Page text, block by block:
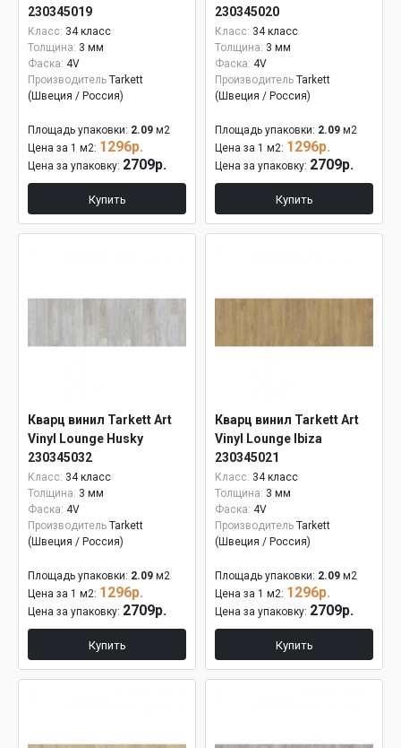
230345019
Класс: 34 класс
Толщина: 3 мм
Фаска: 4V
Производитель Tarkett
(Швеция / Россия)
Площадь упаковки: 2.09 м2
Цена за 1 м2: 1296р.
Цена за упаковку: 2709р.
Купить
230345020
Класс: 34 класс
Толщина: 3 мм
Фаска: 4V
Производитель Tarkett
(Швеция / Россия)
Площадь упаковки: 2.09 м2
Цена за 1 м2: 1296р.
Цена за упаковку: 2709р.
Купить
Кварц винил Tarkett Art
Vinyl Lounge Husky
230345032
Класс: 34 класс
Толщина: 3 мм
Фаска: 4V
Производитель Tarkett
(Швеция / Россия)
Площадь упаковки: 2.09 м2
Цена за 1 м2: 1296р.
Цена за упаковку: 2709р.
Купить
Кварц винил Tarkett Art
Vinyl Lounge Ibiza
230345021
Класс: 34 класс
Толщина: 3 мм
Фаска: 4V
Производитель Tarkett
(Швеция / Россия)
Площадь упаковки: 2.09 м2
Цена за 1 м2: 1296р.
Цена за упаковку: 2709р.
Купить